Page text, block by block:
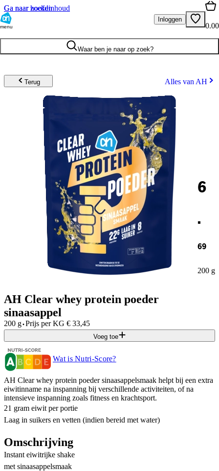
Ga naar hoofdinhoud
Ga naar zoeken
menu
Inloggen
0.00
Waar ben je naar op zoek?
Terug Alles van AH
6
.
69
200 g
AH Clear whey protein poeder
sinaasappel
200 g·Prijs per KG € 33,45
Voeg toe
Wat is Nutri-Score?
AH Clear whey protein poeder sinaasappelsmaak helpt bij een extra
eiwitinname na inspanning bij verschillende activiteiten, of na
intensieve inspanning zoals fitness en krachtsport.
21 gram eiwit per portie
Laag in suikers en vetten (indien bereid met water)
Omschrijving
Instant eiwitrijke shake
met sinaasappelsmaak